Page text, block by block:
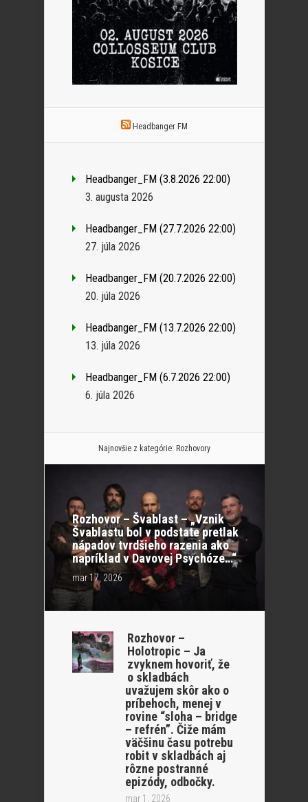
Headbanger FM
Headbanger_FM (3.8.2026 22:00)
3. augusta 2026
Headbanger_FM (27.7.2026 22:00)
27. júla 2026
Headbanger_FM (20.7.2026 22:00)
20. júla 2026
Headbanger_FM (13.7.2026 22:00)
13. júla 2026
Headbanger_FM (6.7.2026 22:00)
6. júla 2026
Najnovšie z kategórie: Rozhovory
Rozhovor – Švablast – „Vznik
Švablastu bol v podstate pretlak
nápadov tvrdšieho razenia ako
napríklad v Davovej Psychóze…“
mar 17, 2026
Rozhovor –
Holotropic – Ja
zvyknem hovoriť, že
o skladbách
uvažujem skôr ako o
príbehoch, menej v
rovine “sloha – bridge
– refrén”. Čiže mám
väčšinu času potrebu
robit v skladbách aj
rôzne postranné
epizódy, odbočky.
mar 1, 2026